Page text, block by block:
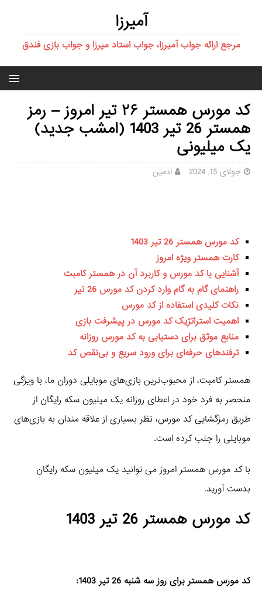
آمیرزا
مرجع ارائه جواب آمیرزا، جواب استاد میرزا و جواب بازی فندق
کد مورس همستر ۲۶ تیر امروز – رمز
همستر 26 تیر 1403 (امشب جدید)
یک میلیونی
جولای 15, 2024 ادمین
کد مورس همستر 26 تیر 1403
کارت همستر ویژه امروز
آشنایی با کد مورس و کاربرد آن در همستر کامبت
راهنمای گام به گام وارد کردن کد مورس 26 تیر
نکات کلیدی استفاده از کد مورس
اهمیت استراتژیک کد مورس در پیشرفت بازی
منابع موثق برای دستیابی به کد مورس روزانه
ترفندهای حرفه‌ای برای ورود سریع و بی‌نقص کد
همستر کامبت، از محبوب‌ترین بازی‌های موبایلی دوران ما، با ویژگی
منحصر به فرد خود در اعطای روزانه یک میلیون سکه رایگان از
طریق رمزگشایی کد مورس، نظر بسیاری از علاقه‌ مندان به بازی‌های
موبایلی را جلب کرده است.
با کد مورس همستر امروز می توانید یک میلیون سکه رایگان
بدست آورید.
کد مورس همستر 26 تیر 1403
کد مورس همستر برای روز سه شنبه 26 تیر 1403: